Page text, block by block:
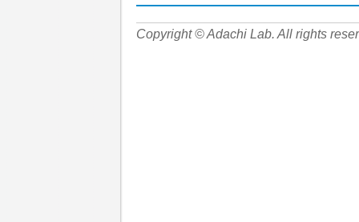
Copyright © Adachi Lab. All rights